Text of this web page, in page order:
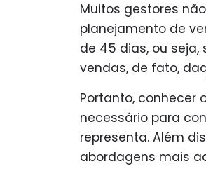
Muitos gestores
planejamento de
de 45 dias, ou seja,
vendas, de fato,
Portanto, conhecer
necessário para
representa. Além
abordagens mais